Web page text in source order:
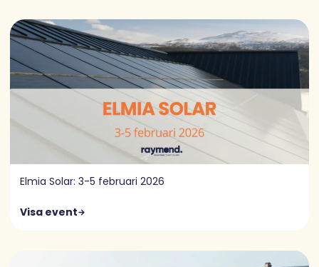
Elmia Solar: 3-5 februari 2026
Visa event